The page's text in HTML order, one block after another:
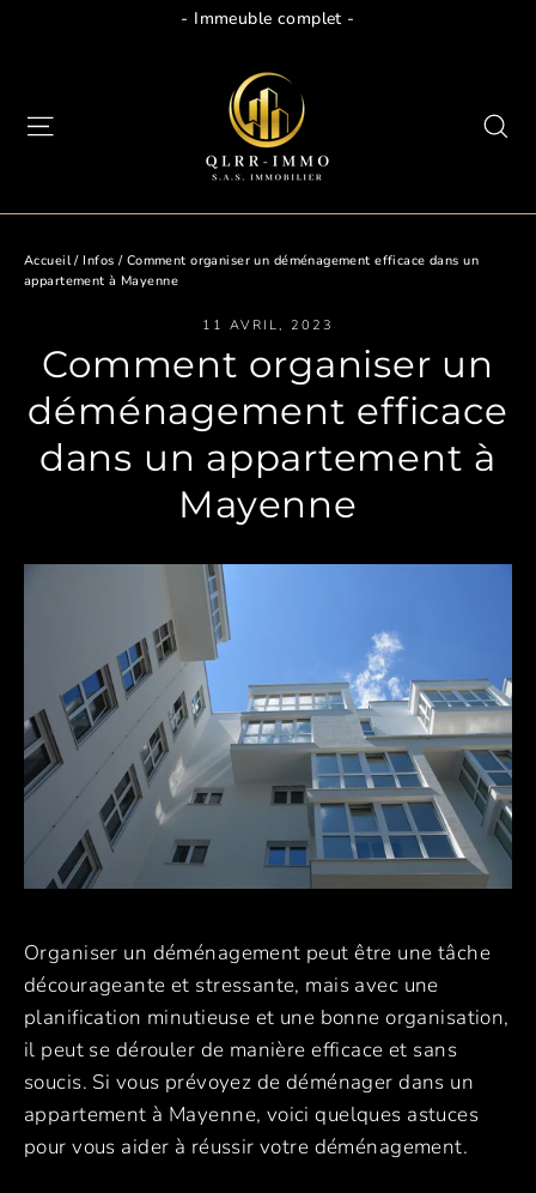
- Immeuble complet -
Accueil / Infos / Comment organiser un déménagement efficace dans un
appartement à Mayenne
11 AVRIL, 2023
Comment organiser un
déménagement efficace
dans un appartement à
Mayenne
Organiser un déménagement peut être une tâche
décourageante et stressante, mais avec une
planification minutieuse et une bonne organisation,
il peut se dérouler de manière efficace et sans
soucis. Si vous prévoyez de déménager dans un
appartement à Mayenne, voici quelques astuces
pour vous aider à réussir votre déménagement.